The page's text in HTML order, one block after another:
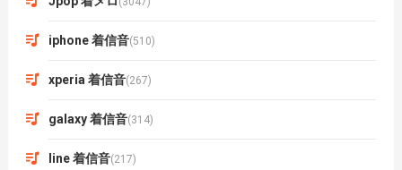
iphone 着信音(510)
xperia 着信音(267)
galaxy 着信音(314)
line 着信音(217)